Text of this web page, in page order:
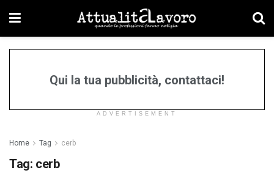
Qui la tua pubblicità, contattaci!
ADVERTISEMENT
Home Tag cerb
Tag: cerb